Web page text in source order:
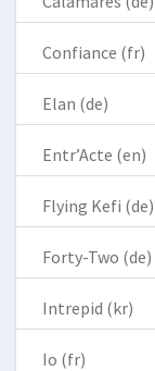
Confiance (fr)
Elan (de)
Entr’Acte (en)
Flying Kefi (de)
Forty-Two (de)
Intrepid (kr)
Io (fr)